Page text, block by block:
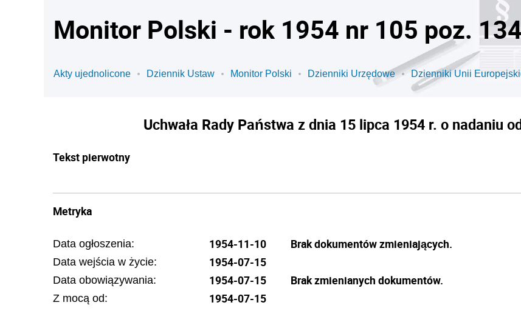
Monitor Polski - rok 1954 nr 105 poz.
Akty ujednolicone Dziennik Ustaw Monitor Polski Dzienniki Urzędowe Dzienniki Unii
Uchwała Rady Państwa z dnia 15 lipca 1954 r. o nadaniu
Tekst pierwotny
Metryka
Data ogłoszenia: 1954-11-10
Data wejścia w życie: 1954-07-15
Data obowiązywania: 1954-07-15
Z mocą od: 1954-07-15
Brak dokumentów zmieniających.
Brak zmienianych dokumentów.